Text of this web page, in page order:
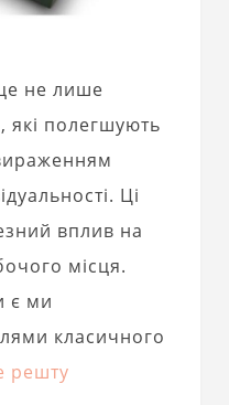
не лише
які полегшують
Ці
вплив на
місця.
є ми
класичного
решту